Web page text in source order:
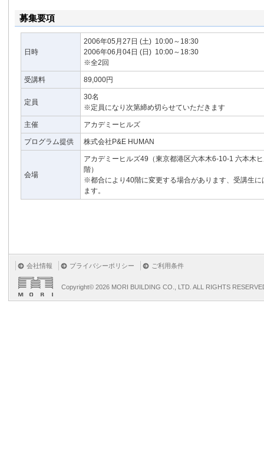
募集要項
日時
2006年05月27日 (土) 10:00～18:30
2006年06月04日 (日) 10:00～18:30
※全2回
受講料 89,000円
定員
30名
※定員になり次第締め切らせていただきます
主催 アカデミーヒルズ
プログラム提供 株式会社P&E HUMAN
会場
アカデミーヒルズ49（東京都港区六本木6-10-1 六本木
階）
※都合により40階に変更する場合があります、受講生に
ます。
会社情報 プライバシーポリシー ご利用条件
Copyright© 2026 MORI BUILDING CO., LTD. ALL RIGHTS